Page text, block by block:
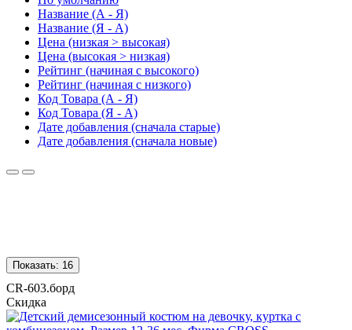
Название (А - Я)
Название (Я - А)
Цена (низкая > высокая)
Цена (высокая > низкая)
Рейтинг (начиная с высокого)
Рейтинг (начиная с низкого)
Код Товара (А - Я)
Код Товара (Я - А)
Дате добавления (сначала старые)
Дате добавления (сначала новые)
Показать: 16
CR-603.борд
Скидка